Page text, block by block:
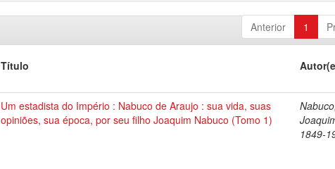
Anterior 1
Título
Um estadista do Império : Nabuco de Araujo : sua vida, suas
opiniões, sua época, por seu filho Joaquim Nabuco (Tomo 1)
Nabuco,
1849-